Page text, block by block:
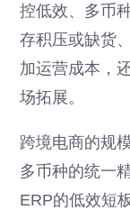
控低效、多币
存积压或缺货
加运营成本，
场拓展。
跨境电商的规
多币种的统一
ERP的低效短